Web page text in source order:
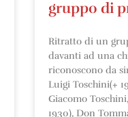
gruppo di
Ritratto di un
davanti ad una
riconoscono da
Luigi Toschini(+
Giacomo
1930), Don